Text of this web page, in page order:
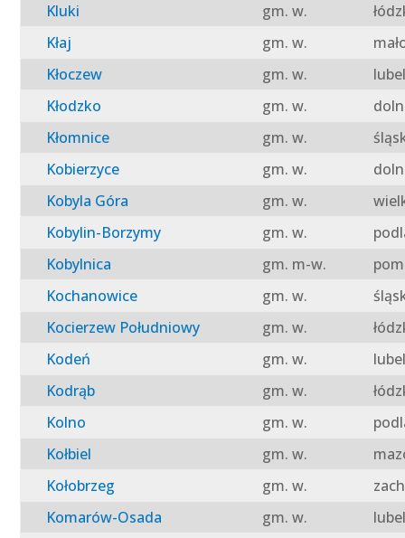
Kluki
gm. w.
Kłaj
gm. w.
Kłoczew
gm. w.
Kłodzko
gm. w.
Kłomnice
gm. w.
Kobierzyce
gm. w.
Kobyla Góra
gm. w.
Kobylin-Borzymy
gm. w.
Kobylnica
gm. m-w.
Kochanowice
gm. w.
Kocierzew Południowy
gm. w.
Kodeń
gm. w.
Kodrąb
gm. w.
Kolno
gm. w.
Kołbiel
gm. w.
Kołobrzeg
gm. w.
Komarów-Osada
gm. w.